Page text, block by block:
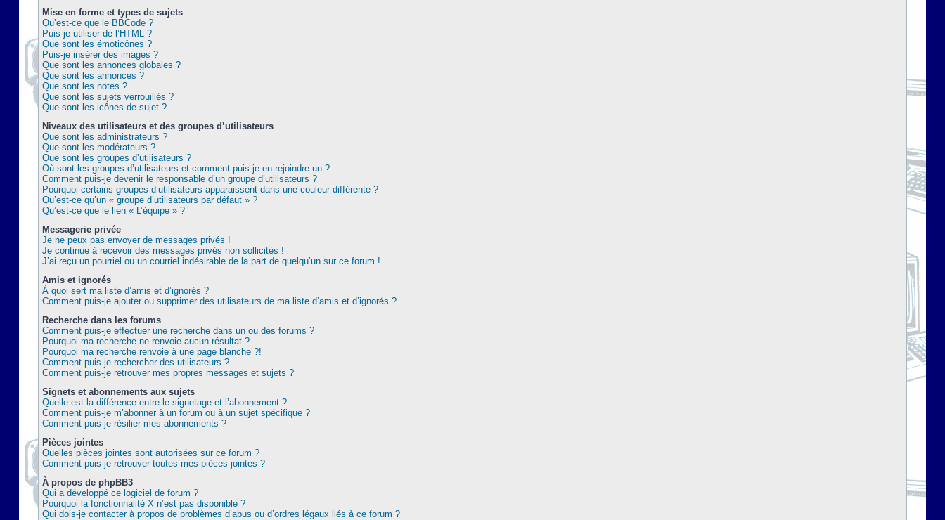
Mise en forme et types de sujets
Qu’est-ce que le BBCode ?
Puis-je utiliser de l’HTML ?
Que sont les émoticônes ?
Puis-je insérer des images ?
Que sont les annonces globales ?
Que sont les annonces ?
Que sont les notes ?
Que sont les sujets verrouillés ?
Que sont les icônes de sujet ?
Niveaux des utilisateurs et des groupes d’utilisateurs
Que sont les administrateurs ?
Que sont les modérateurs ?
Que sont les groupes d’utilisateurs ?
Où sont les groupes d’utilisateurs et comment puis-je en rejoindre un ?
Comment puis-je devenir le responsable d’un groupe d’utilisateurs ?
Pourquoi certains groupes d’utilisateurs apparaissent dans une couleur différente ?
Qu’est-ce qu’un « groupe d’utilisateurs par défaut » ?
Qu’est-ce que le lien « L’équipe » ?
Messagerie privée
Je ne peux pas envoyer de messages privés !
Je continue à recevoir des messages privés non sollicités !
J’ai reçu un pourriel ou un courriel indésirable de la part de quelqu’un sur ce forum !
Amis et ignorés
À quoi sert ma liste d’amis et d’ignorés ?
Comment puis-je ajouter ou supprimer des utilisateurs de ma liste d’amis et d’ignorés ?
Recherche dans les forums
Comment puis-je effectuer une recherche dans un ou des forums ?
Pourquoi ma recherche ne renvoie aucun résultat ?
Pourquoi ma recherche renvoie à une page blanche ?!
Comment puis-je rechercher des utilisateurs ?
Comment puis-je retrouver mes propres messages et sujets ?
Signets et abonnements aux sujets
Quelle est la différence entre le signetage et l’abonnement ?
Comment puis-je m’abonner à un forum ou à un sujet spécifique ?
Comment puis-je résilier mes abonnements ?
Pièces jointes
Quelles pièces jointes sont autorisées sur ce forum ?
Comment puis-je retrouver toutes mes pièces jointes ?
À propos de phpBB3
Qui a développé ce logiciel de forum ?
Pourquoi la fonctionnalité X n’est pas disponible ?
Qui dois-je contacter à propos de problèmes d’abus ou d’ordres légaux liés à ce forum ?